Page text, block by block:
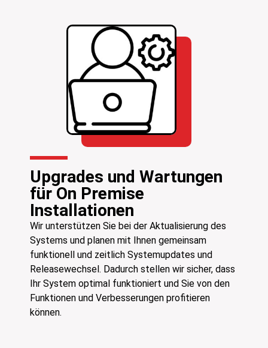
Upgrades und Wartungen
für On Premise
Installationen
Wir unterstützen Sie bei der Aktualisierung des
Systems und planen mit Ihnen gemeinsam
funktionell und zeitlich Systemupdates und
Releasewechsel. Dadurch stellen wir sicher, dass
Ihr System optimal funktioniert und Sie von den
Funktionen und Verbesserungen profitieren
können.